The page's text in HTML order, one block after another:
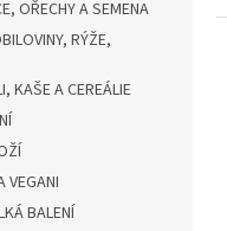
OŘECHY A SEMENA
RÝŽE,
KAŠE A CEREÁLIE
VEGANI
BALENÍ